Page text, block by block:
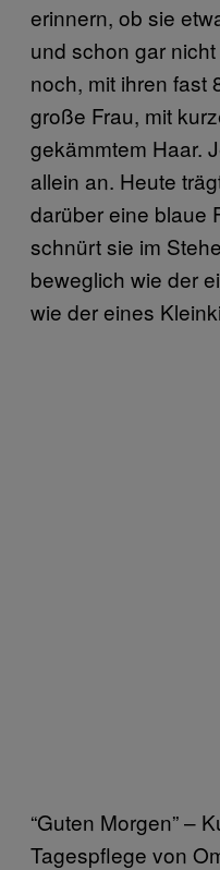
erinnern, ob sie
und schon gar
noch, mit ihren fast
große Frau, mit
gekämmtem Haar.
allein an. Heute
darüber eine blaue
schnürt sie im
beweglich wie der
wie der eines
“Guten Morgen” –
Tagespflege von